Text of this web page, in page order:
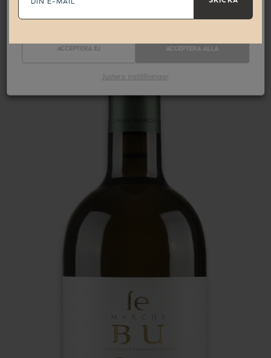
ACCEPTERA EJ ACCEPTERA ALLA
Justera inställningar